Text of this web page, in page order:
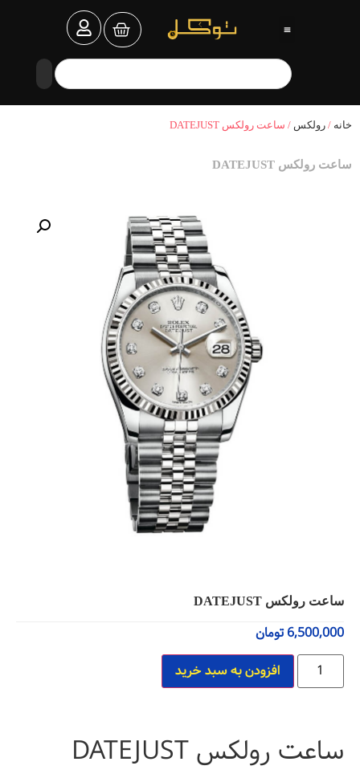
خانه / رولکس / ساعت رولکس DATEJUST
ساعت رولکس DATEJUST
ساعت رولکس DATEJUST
6,500,000 تومان
افزودن به سبد خرید
ساعت رولکس DATEJUST